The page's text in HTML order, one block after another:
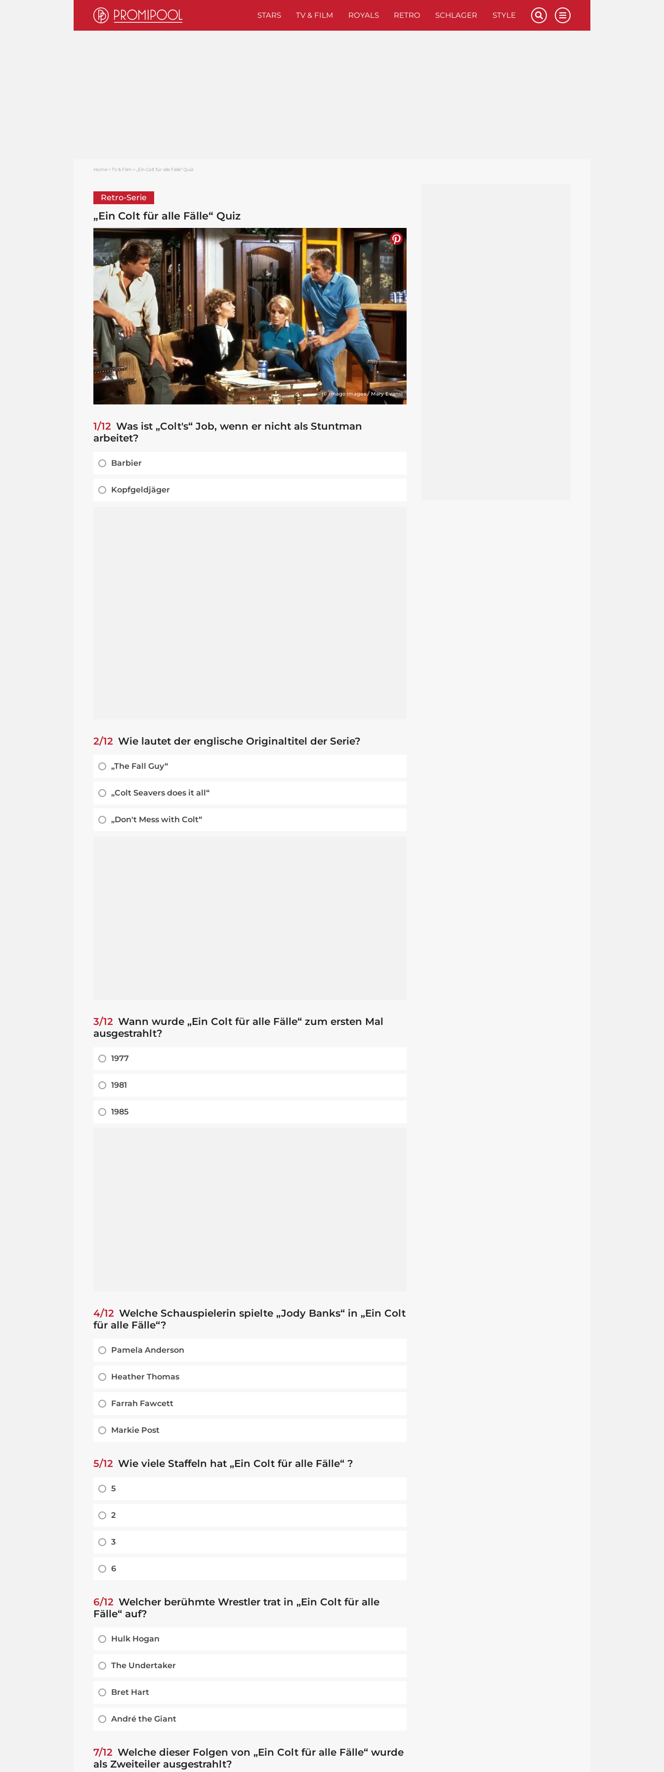
STARS TV & FILM ROYALS RETRO SCHLAGER STYLE
Home TV & Film „Ein Colt für alle Fälle“ Quiz
Retro-Serie
„Ein Colt für alle Fälle“ Quiz
(© imago images / Mary Evans)
1/12 Was ist „Colt's“ Job, wenn er nicht als Stuntman
arbeitet?
Barbier
Kopfgeldjäger
2/12 Wie lautet der englische Originaltitel der Serie?
„The Fall Guy“
„Colt Seavers does it all“
„Don't Mess with Colt“
3/12 Wann wurde „Ein Colt für alle Fälle“ zum ersten Mal
ausgestrahlt?
1977
1981
1985
4/12 Welche Schauspielerin spielte „Jody Banks“ in „Ein Colt
für alle Fälle“?
Pamela Anderson
Heather Thomas
Farrah Fawcett
Markie Post
5/12 Wie viele Staffeln hat „Ein Colt für alle Fälle“ ?
5
2
3
6
6/12 Welcher berühmte Wrestler trat in „Ein Colt für alle
Fälle“ auf?
Hulk Hogan
The Undertaker
Bret Hart
André the Giant
7/12 Welche dieser Folgen von „Ein Colt für alle Fälle“ wurde
als Zweiteiler ausgestrahlt?